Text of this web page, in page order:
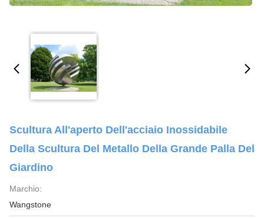
Scultura All'aperto Dell'acciaio Inossidabile
Della Scultura Del Metallo Della Grande Palla Del
Giardino
Marchio:
Wangstone